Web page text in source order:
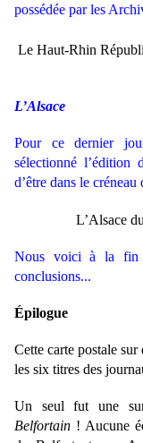
possédée par les
Le Haut-Rhin
L’Alsace
Pour ce dernier
sélectionné
d’être dans le créneau
L’Alsace
Nous voici à la fin
conclusions...
Épilogue
Cette carte postale
les six titres des
Un seul fut une
Belfortain ! Aucune